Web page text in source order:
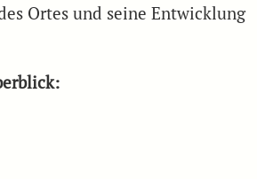
Ortes und seine Entwicklung